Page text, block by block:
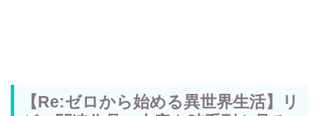
【Re:ゼロから始める異世界生活】リ